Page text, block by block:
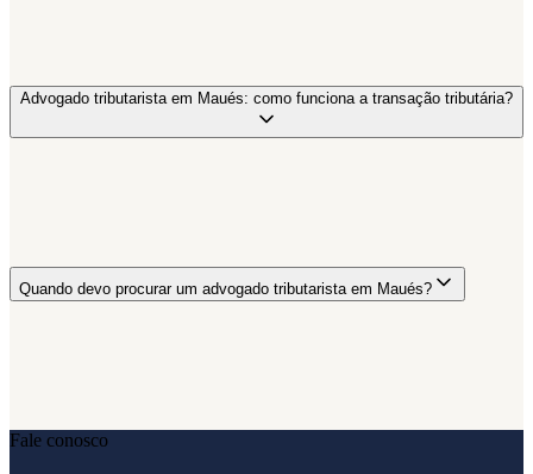
Advogado tributarista em Maués: como funciona a transação tributária?
Quando devo procurar um advogado tributarista em Maués?
Fale conosco